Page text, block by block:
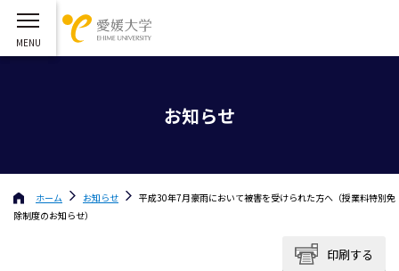
お知らせ
ホーム お知らせ
平成30年7月豪雨において被害を受けられた方へ（授業料特別免
除制度のお知らせ）
印刷する